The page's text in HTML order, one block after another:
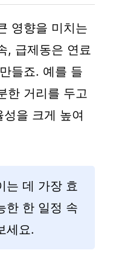
영향을 미치는
, 급제동은 연료
들죠. 예를 들
한 거리를 두고
을 크게 높여
는 데 가장 효
한 한 일정 속
세요.